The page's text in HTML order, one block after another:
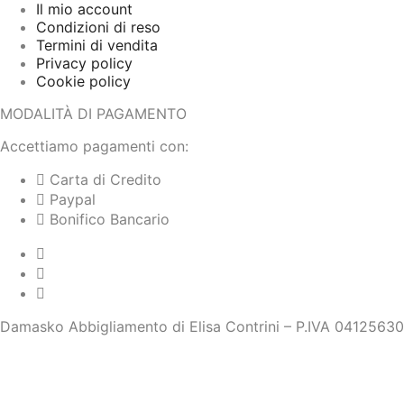
Il mio account
Condizioni di reso
Termini di vendita
Privacy policy
Cookie policy
MODALITÀ DI PAGAMENTO
Accettiamo pagamenti con:
Carta di Credito
Paypal
Bonifico Bancario
Damasko Abbigliamento di Elisa Contrini – P.IVA